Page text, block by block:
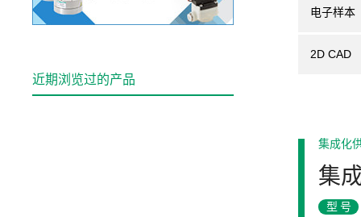
电子样本
2D CAD
集成化
集
型号
近期浏览过的产品